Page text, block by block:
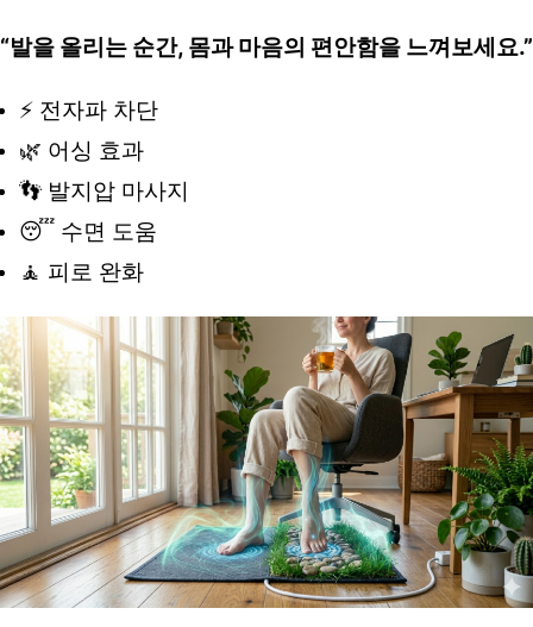
“발을 올리는 순간, 몸과 마음의 편안함을 느껴보세요.”
⚡ 전자파 차단
🌿 어싱 효과
👣 발지압 마사지
😴 수면 도움
🧘 피로 완화